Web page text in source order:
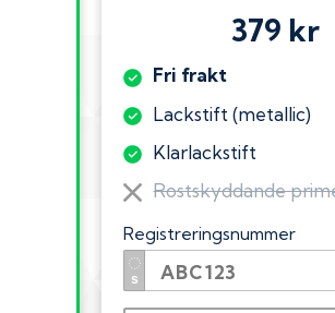
379 kr
Fri frakt
Lackstift (metallic)
Klarlackstift
Rostskyddande
Registreringsnummer